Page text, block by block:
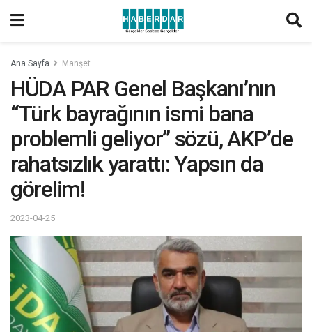
Ana Sayfa Manşet
HÜDA PAR Genel Başkanı’nın
“Türk bayrağının ismi bana
problemli geliyor” sözü, AKP’de
rahatsızlık yarattı: Yapsın da
görelim!
2023-04-25